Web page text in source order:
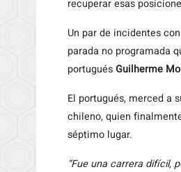
recuperar esas
Un par de incidentes
parada no programada
portuguésGuilherme
El portugués, merced a
chileno, quien
séptimo lugar.
“Fue una carrera difícil,